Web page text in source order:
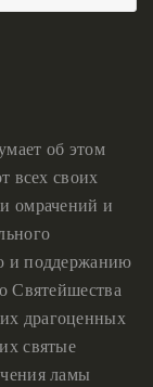
об этом
всех своих
омрачений и
и поддержанию
Святейшества
драгоценных
святые
ламы